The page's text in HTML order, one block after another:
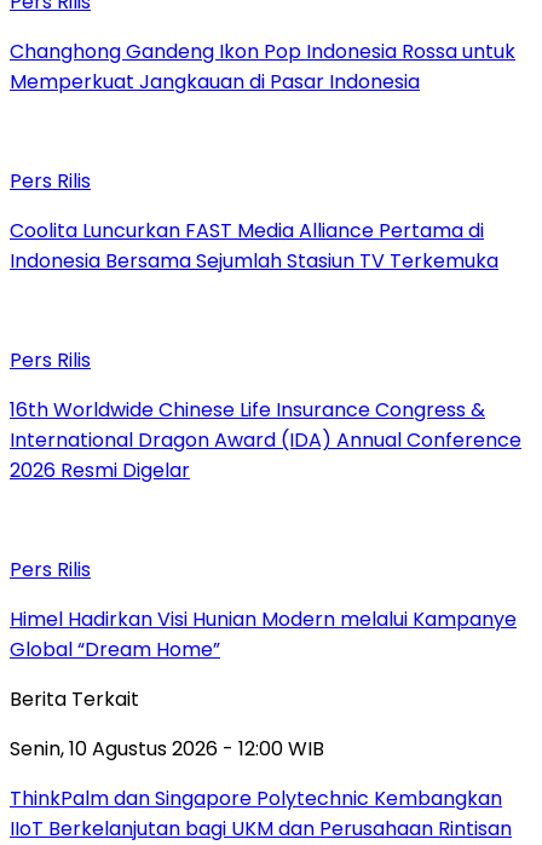
Changhong Gandeng Ikon Pop Indonesia Rossa untuk
Memperkuat Jangkauan di Pasar Indonesia
Pers Rilis
Coolita Luncurkan FAST Media Alliance Pertama di
Indonesia Bersama Sejumlah Stasiun TV Terkemuka
Pers Rilis
16th Worldwide Chinese Life Insurance Congress &
International Dragon Award (IDA) Annual Conference
2026 Resmi Digelar
Pers Rilis
Himel Hadirkan Visi Hunian Modern melalui Kampanye
Global “Dream Home”
Berita Terkait
Senin, 10 Agustus 2026 - 12:00 WIB
ThinkPalm dan Singapore Polytechnic Kembangkan
IIoT Berkelanjutan bagi UKM dan Perusahaan Rintisan